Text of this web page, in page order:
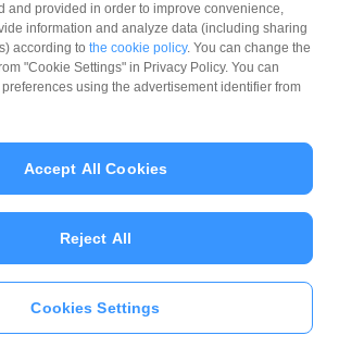
ーライトの残高から譲渡人が譲渡する額の
イトを減算すると同時に譲受人のPayPayマ
ウントに譲渡人が譲渡する額のPayPayマネ
します。
ず、前項に基づくPayPayマネーライトの譲
できる上限額を超える場合または譲渡額が第
限額を超える場合、当社はPayPayマネーラ
を行わないものとします。
および譲受人の間で締結された譲渡に係る契
れらに関連して譲渡人または譲受人その他の
生じたとしても一切の賠償責任を負わないも
and provided in order to improve convenience,
information and analyze data (including sharing
according to the cookie policy. You can change the
"Cookie Settings" in Privacy Policy. You can
using the advertisement identifier from
Cookies Settings
Reject All
Accept All Cookies